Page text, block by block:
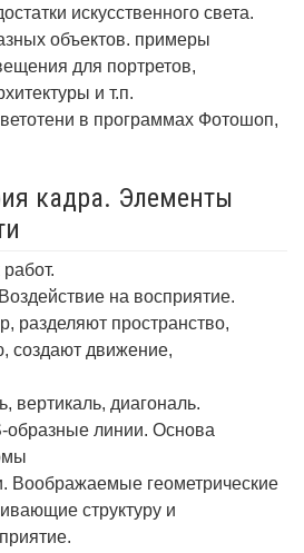
искусственного света.
объектов. примеры
для портретов,
и т.п.
в программах Фотошоп,
кадра. Элементы
на восприятие.
разделяют пространство,
создают движение,
вертикаль, диагональ.
образные линии. Основа
Воображаемые геометрические
структуру и